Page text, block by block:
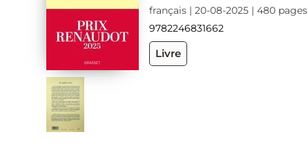
français | 20-08-2025 | 480 pages
9782246831662
Livre